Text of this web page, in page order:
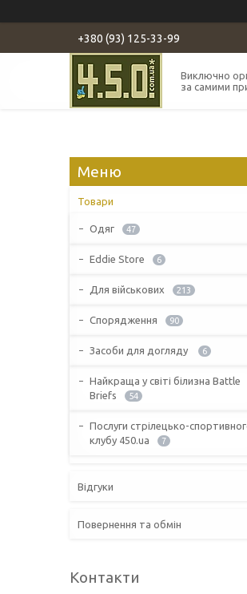
+380 (93) 125-33-99
Виключно
за самими
Товари
Одяг 47
Eddie Store 6
Для військових 213
Спорядження 90
Засоби для догляду 6
Найкраща у світі білизна Battle
Briefs
54
Послуги стрілецько-
клубу 450.ua
7
Відгуки
Повернення та обмін
Контакти